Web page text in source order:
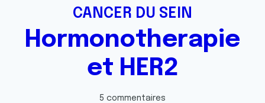
CANCER DU SEIN
Hormonotherapie
et HER2
5 commentaires